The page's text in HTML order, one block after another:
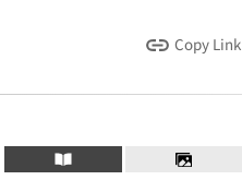
Copy Link